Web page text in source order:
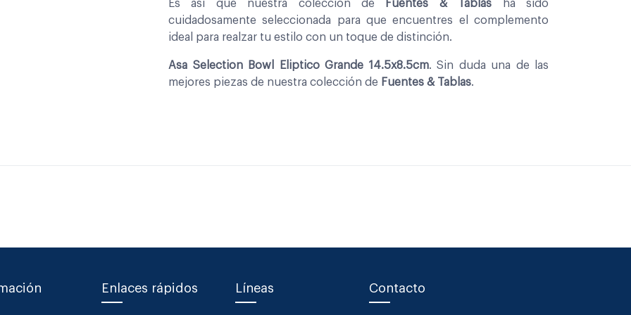
Es asi que nuestra coleccion de Fuentes & Tablas ha sido
cuidadosamente seleccionada para que encuentres el complemento
ideal para realzar tu estilo con un toque de distinción.
Asa Selection Bowl Eliptico Grande 14.5x8.5cm. Sin duda una de las
mejores piezas de nuestra colección de Fuentes & Tablas.
Enlaces rápidos Líneas Contacto